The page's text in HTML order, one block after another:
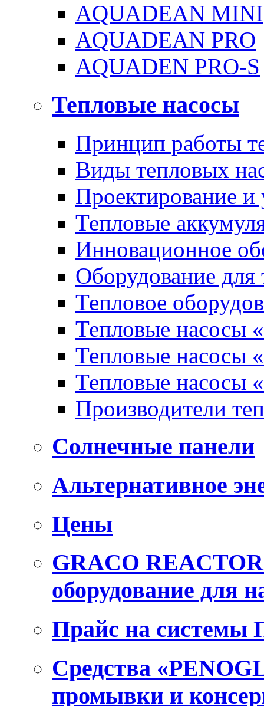
AQUADEAN MINI
AQUADEAN PRO
AQUADEN PRO-S
Тепловые насосы
Принцип работы
Виды тепловых
Проектирование и
Тепловые
Инновационное
Оборудование для
Тепловое
Тепловые насосы
Тепловые насосы
Тепловые насосы
Производители
Солнечные панели
Альтернативное
Цены
GRACO
оборудование для
Прайс на
Средства
промывки и